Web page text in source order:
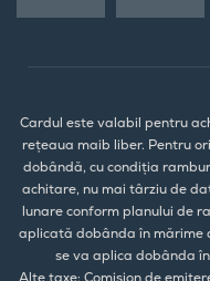
Cardul este valabil pentru
rețeaua maib liber. Pentru
dobândă, cu condiția
achitare, nu mai târziu de
lunare conform planului de
aplicată dobânda în mărime
se va aplica dobânda